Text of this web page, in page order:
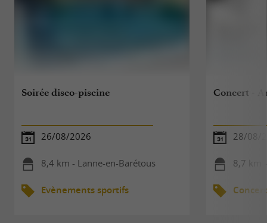
Soirée disco-piscine
26/08/2026
8,4 km - Lanne-en-Barétous
Evènements sportifs
Concert -
28/08/
8,7 km